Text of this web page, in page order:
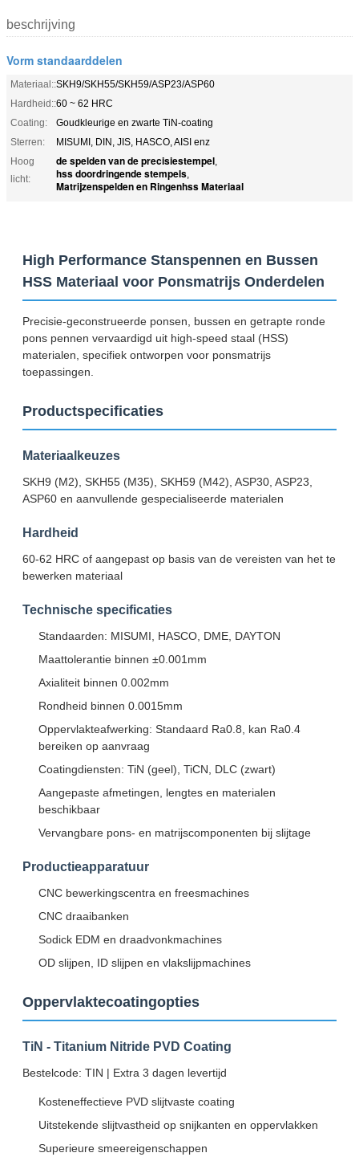
beschrijving
Vorm standaarddelen
Materiaal::SKH9/SKH55/SKH59/ASP23/ASP60
Hardheid::60 ~ 62 HRC
Coating:
Goudkleurige en zwarte TiN-coating
Sterren:
MISUMI, DIN, JIS, HASCO, AISI enz
Hoog
licht:
de spelden van de precisiestempel,
hss doordringende stempels,
Matrijzenspelden en Ringenhss Materiaal
High Performance Stanspennen en Bussen
HSS Materiaal voor Ponsmatrijs Onderdelen
Precisie-geconstrueerde ponsen, bussen en getrapte ronde
pons pennen vervaardigd uit high-speed staal (HSS)
materialen, specifiek ontworpen voor ponsmatrijs
toepassingen.
Productspecificaties
Materiaalkeuzes
SKH9 (M2), SKH55 (M35), SKH59 (M42), ASP30, ASP23,
ASP60 en aanvullende gespecialiseerde materialen
Hardheid
60-62 HRC of aangepast op basis van de vereisten van het te
bewerken materiaal
Technische specificaties
Standaarden: MISUMI, HASCO, DME, DAYTON
Maattolerantie binnen ±0.001mm
Axialiteit binnen 0.002mm
Rondheid binnen 0.0015mm
Oppervlakteafwerking: Standaard Ra0.8, kan Ra0.4
bereiken op aanvraag
Coatingdiensten: TiN (geel), TiCN, DLC (zwart)
Aangepaste afmetingen, lengtes en materialen
beschikbaar
Vervangbare pons- en matrijscomponenten bij slijtage
Productieapparatuur
CNC bewerkingscentra en freesmachines
CNC draaibanken
Sodick EDM en draadvonkmachines
OD slijpen, ID slijpen en vlakslijpmachines
Oppervlaktecoatingopties
TiN - Titanium Nitride PVD Coating
Bestelcode: TIN | Extra 3 dagen levertijd
Kosteneffectieve PVD slijtvaste coating
Uitstekende slijtvastheid op snijkanten en oppervlakken
Superieure smeereigenschappen